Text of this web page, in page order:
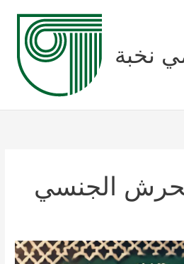
content
نخبة
الجنسي